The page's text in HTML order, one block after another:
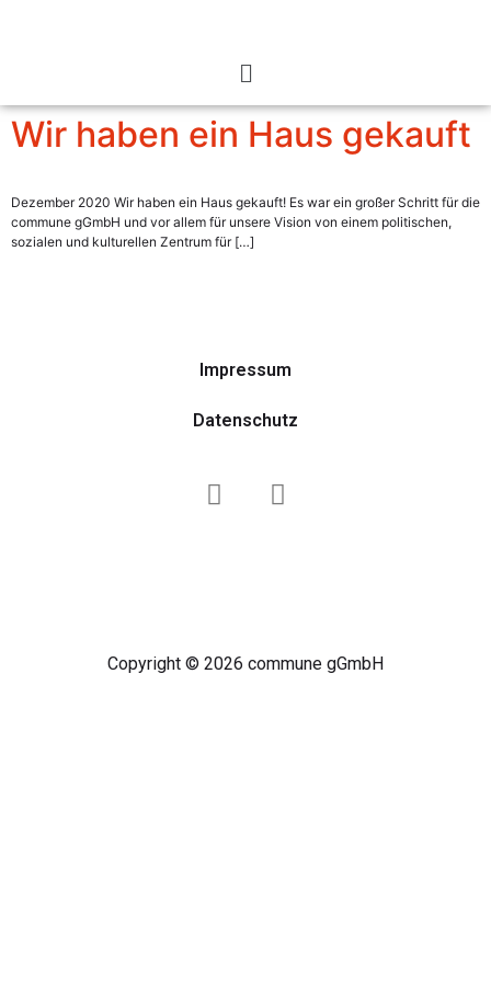
Wir haben ein Haus gekauft
Dezember 2020 Wir haben ein Haus gekauft! Es war ein großer Schritt für die
commune gGmbH und vor allem für unsere Vision von einem politischen,
sozialen und kulturellen Zentrum für […]
Impressum
Datenschutz
Copyright © 2026 commune gGmbH